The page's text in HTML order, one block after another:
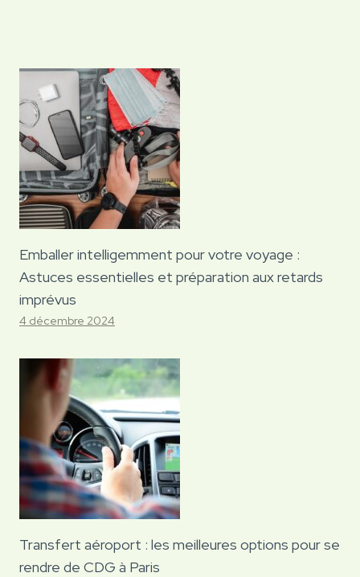
Emballer intelligemment pour votre voyage :
Astuces essentielles et préparation aux retards
imprévus
4 décembre 2024
Transfert aéroport : les meilleures options pour se
rendre de CDG à Paris